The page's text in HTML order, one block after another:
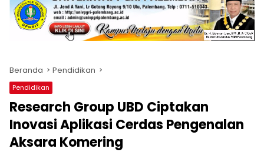
Beranda Pendidikan
Pendidikan
Research Group UBD Ciptakan
Inovasi Aplikasi Cerdas Pengenalan
Aksara Komering